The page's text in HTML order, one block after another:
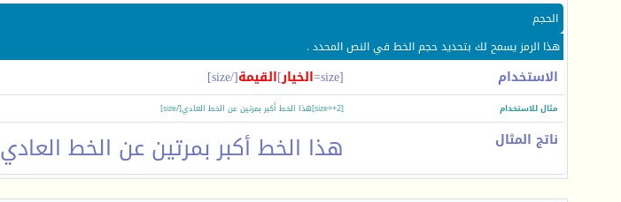
الحجم
هذا الرمز يسمح لك بتحديد حجم الخط في النص المحدد .
الاستخدام [size= الخيار]القيمة[/size]
مثال للاستخدام [size=+2]هذا الخط أكبر بمرتين عن الخط العادي[/size]
ناتج المثال هذا الخط أكبر بمرتين عن الخط العادي